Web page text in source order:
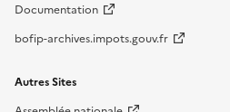
Documentation
bofip-archives.impots.gouv.fr
Autres Sites